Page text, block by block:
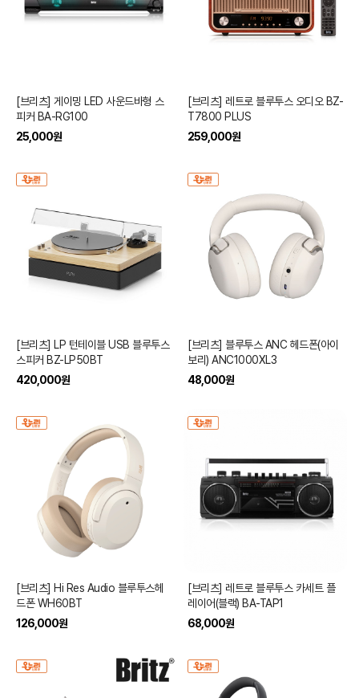
[브리츠] 게이밍 LED 사운드바형 스
피커 BA-RG100
25,000원
[브리츠] 레트로 블루투스 오디오 BZ-
T7800 PLUS
259,000원
[브리츠] LP 턴테이블 USB 블루투스
스피커 BZ-LP50BT
420,000원
[브리츠] 블루투스 ANC 헤드폰(아이
보리) ANC1000XL3
48,000원
[브리츠] Hi Res Audio 블루투스헤
드폰 WH60BT
126,000원
[브리츠] 레트로 블루투스 카세트 플
레이어(블랙) BA-TAP1
68,000원